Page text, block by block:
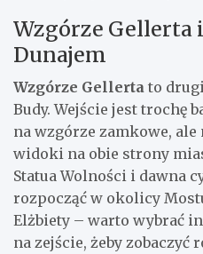
Wzgórze Gellerta
Dunajem
Wzgórze Gellerta to
Budy. Wejście jest trochę
na wzgórze zamkowe, ale
widoki na obie strony
Statua Wolności i dawna
rozpocząć w okolicy
Elżbiety – warto wybrać
na zejście, żeby zobaczyć